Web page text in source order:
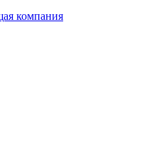
компания